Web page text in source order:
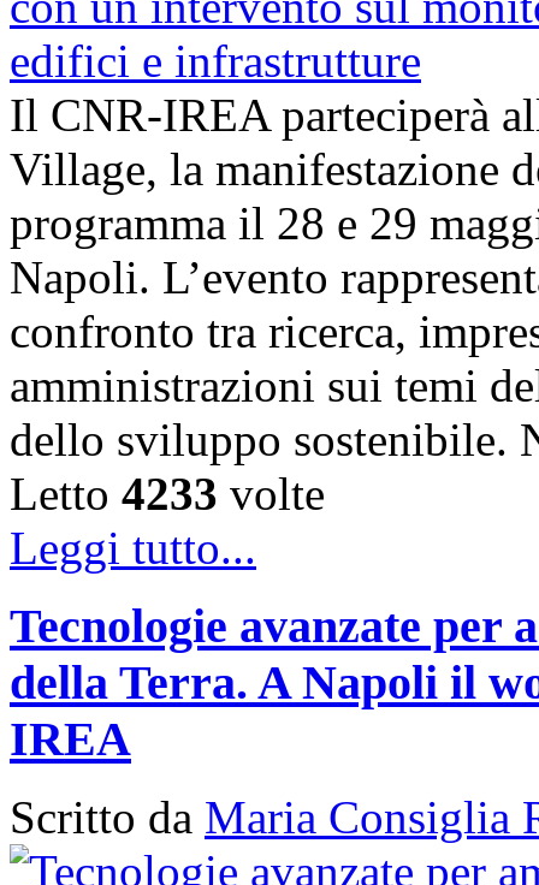
Il CNR-IREA parteciperà
Village, la manifestazione
programma il 28 e 29
Napoli. L’evento
confronto tra ricerca,
amministrazioni sui temi
dello sviluppo sostenibile.
Letto 4233 volte
Leggi tutto...
Tecnologie avanzate per
della Terra. A Napoli il
IREA
Scritto da Maria Consiglia